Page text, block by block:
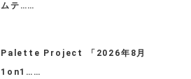
ムテ……
Palette Project 「2026年8月
1on1……